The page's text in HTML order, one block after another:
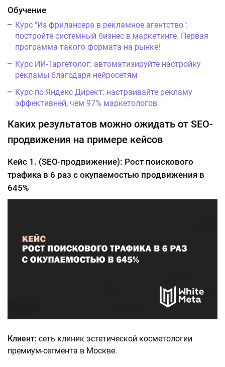
Обучение
Курс "Из фрилансера в рекламное агентство":
постройте системный бизнес в маркетинге. Первая
программа такого формата на рынке!
Курс ИИ-Таргетолог: автоматизируйте настройку
рекламы благодаря нейросетям
Курс по Яндекс Директ: настраивайте рекламу
эффективней, чем 97% маркетологов
Каких результатов можно ожидать от SEO-
продвижения на примере кейсов
Кейс 1. (SEO-продвижение): Рост поискового
трафика в 6 раз с окупаемостью продвижения в
645%
Клиент: сеть клиник эстетической косметологии
премиум-сегмента в Москве.